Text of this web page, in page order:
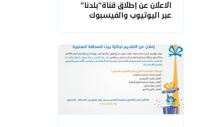
الاعلان عن إطلاق قناة"بلدنا"
عبر اليوتيوب والفيسبوك